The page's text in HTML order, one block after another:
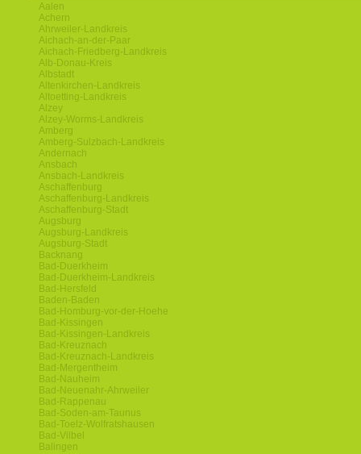
Aalen
Achern
Ahrweiler-Landkreis
Aichach-an-der-Paar
Aichach-Friedberg-Landkreis
Alb-Donau-Kreis
Albstadt
Altenkirchen-Landkreis
Altoetting-Landkreis
Alzey
Alzey-Worms-Landkreis
Amberg
Amberg-Sulzbach-Landkreis
Andernach
Ansbach
Ansbach-Landkreis
Aschaffenburg
Aschaffenburg-Landkreis
Aschaffenburg-Stadt
Augsburg
Augsburg-Landkreis
Augsburg-Stadt
Backnang
Bad-Duerkheim
Bad-Duerkheim-Landkreis
Bad-Hersfeld
Baden-Baden
Bad-Homburg-vor-der-Hoehe
Bad-Kissingen
Bad-Kissingen-Landkreis
Bad-Kreuznach
Bad-Kreuznach-Landkreis
Bad-Mergentheim
Bad-Nauheim
Bad-Neuenahr-Ahrweiler
Bad-Rappenau
Bad-Soden-am-Taunus
Bad-Toelz-Wolfratshausen
Bad-Vilbel
Balingen